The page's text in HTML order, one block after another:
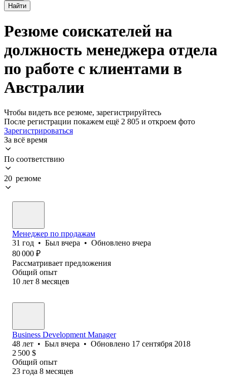
Найти
Резюме соискателей на
должность менеджера отдела
по работе с клиентами в
Австралии
Чтобы видеть все резюме, зарегистрируйтесь
После регистрации покажем ещё 2 805 и откроем фото
Зарегистрироваться
За всё время
По соответствию
20 резюме
Менеджер по продажам
31 год • Был вчера • Обновлено вчера
80 000 ₽
Рассматривает предложения
Общий опыт
10 лет 8 месяцев
Business Development Manager
48 лет • Был вчера • Обновлено 17 сентября 2018
2 500 $
Общий опыт
23 года 8 месяцев